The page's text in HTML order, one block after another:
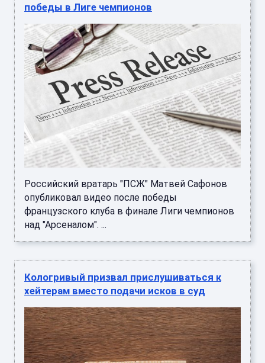
победы в Лиге чемпионов
Российский вратарь "ПСЖ" Матвей Сафонов
опубликовал видео после победы
французского клуба в финале Лиги чемпионов
над "Арсеналом". ...
Кологривый призвал прислушиваться к
хейтерам вместо подачи исков в суд